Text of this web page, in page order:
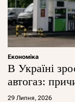
Економіка
В Україні
автогаз:
29 Липня, 2026